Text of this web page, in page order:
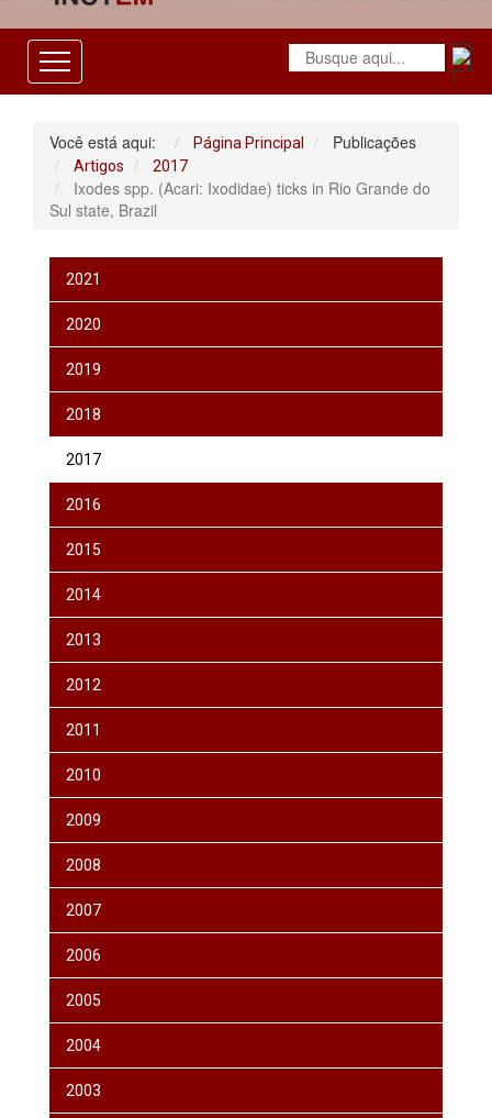
Você está aqui: Página Principal Publicações
Artigos 2017
Ixodes spp. (Acari: Ixodidae) ticks in Rio Grande do
Sul state, Brazil
2021
2020
2019
2018
2017
2016
2015
2014
2013
2012
2011
2010
2009
2008
2007
2006
2005
2004
2003